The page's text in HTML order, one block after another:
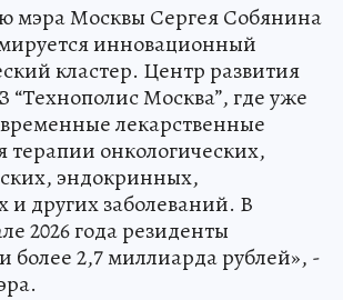
мэра Москвы Сергея Собянина
инновационный
кластер. Центр развития
Москва”, где уже
лекарственные
терапии онкологических,
эндокринных,
других заболеваний. В
2026 года резиденты
более 2,7 миллиарда рублей», -